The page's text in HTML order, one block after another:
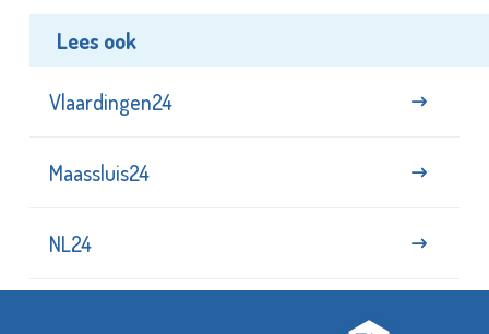
Lees ook
Vlaardingen24
Maassluis24
NL24